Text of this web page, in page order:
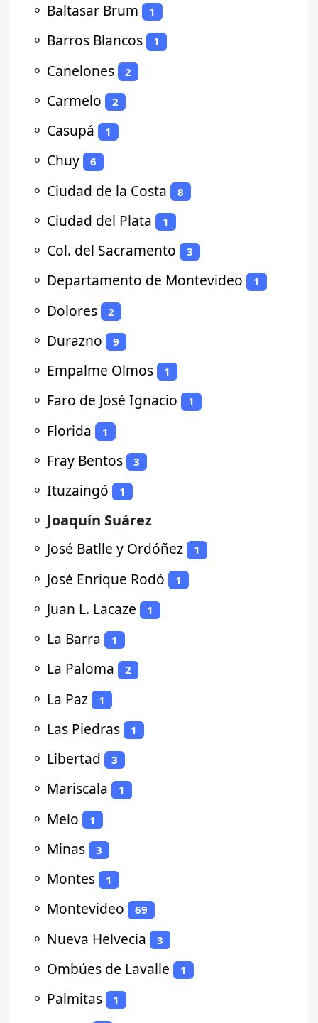
⚬ Baltasar Brum 1
⚬ Barros Blancos 1
⚬ Canelones 2
⚬ Carmelo 2
⚬ Casupá 1
⚬ Chuy 6
⚬ Ciudad de la Costa 8
⚬ Ciudad del Plata 1
⚬ Col. del Sacramento 3
⚬ Departamento de Montevideo 1
⚬ Dolores 2
⚬ Durazno 9
⚬ Empalme Olmos 1
⚬ Faro de José Ignacio 1
⚬ Florida 1
⚬ Fray Bentos 3
⚬ Ituzaingó 1
⚬ Joaquín Suárez
⚬ José Batlle y Ordóñez 1
⚬ José Enrique Rodó 1
⚬ Juan L. Lacaze 1
⚬ La Barra 1
⚬ La Paloma 2
⚬ La Paz 1
⚬ Las Piedras 1
⚬ Libertad 3
⚬ Mariscala 1
⚬ Melo 1
⚬ Minas 3
⚬ Montes 1
⚬ Montevideo 69
⚬ Nueva Helvecia 3
⚬ Ombúes de Lavalle 1
⚬ Palmitas 1